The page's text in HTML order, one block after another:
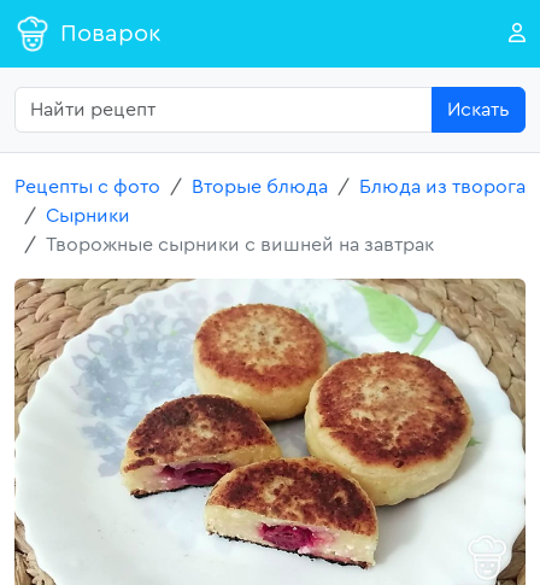
Поварок
Искать
Рецепты с фото Вторые блюда
Блюда из творога
Сырники
Творожные сырники с вишней на завтрак